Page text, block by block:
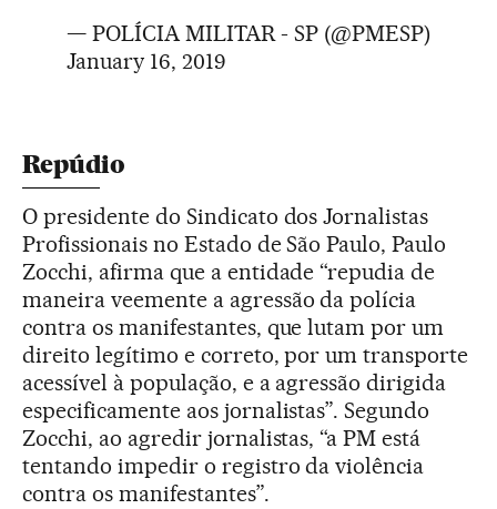
— POLÍCIA MILITAR - SP (@PMESP)
January 16, 2019
Repúdio
O presidente do Sindicato dos Jornalistas
Profissionais no Estado de São Paulo, Paulo
Zocchi, afirma que a entidade “repudia de
maneira veemente a agressão da polícia
contra os manifestantes, que lutam por um
direito legítimo e correto, por um transporte
acessível à população, e a agressão dirigida
especificamente aos jornalistas”. Segundo
Zocchi, ao agredir jornalistas, “a PM está
tentando impedir o registro da violência
contra os manifestantes”.